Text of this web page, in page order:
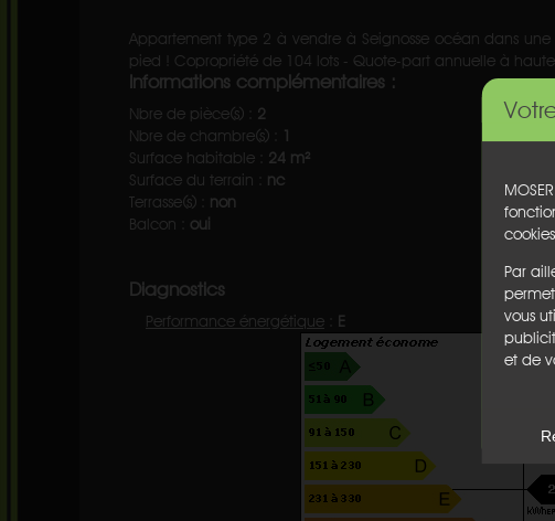
Par
vous
et de
Appartement type 2 à vendre à Seignosse océan dans
pied ! Copropriété de 104 lots - Quote-part annuelle à
Informations complémentaires :
Nbre de pièce(s) : 2
Nbre de chambre(s) :
1
Surface habitable : 24 m²
Surface du terrain : nc
Terrasse(s) : non
Balcon : oui
Diagnostics
Performance énergétique
E